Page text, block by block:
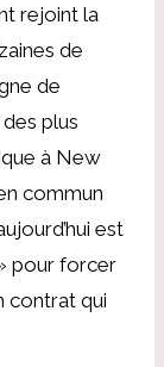
rejoint la
de
de
plus
à New
commun
est
pour forcer
contrat qui